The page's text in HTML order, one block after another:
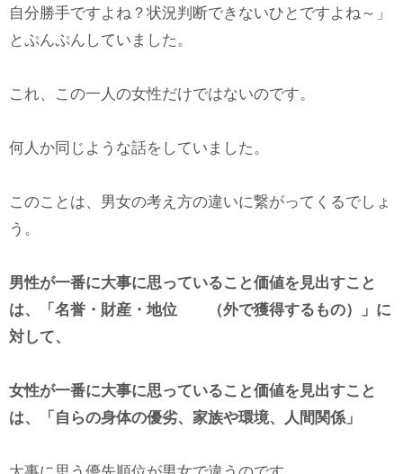
自分勝手ですよね？状況判断できないひとですよね～」
とぷんぷんしていました。
これ、この一人の女性だけではないのです。
何人か同じような話をしていました。
このことは、男女の考え方の違いに繋がってくるでしょ
う。
男性が一番に大事に思っていること価値を見出すこと
は、「名誉・財産・地位 （外で獲得するもの）」に
対して、
女性が一番に大事に思っていること価値を見出すこと
は、「自らの身体の優劣、家族や環境、人間関係」